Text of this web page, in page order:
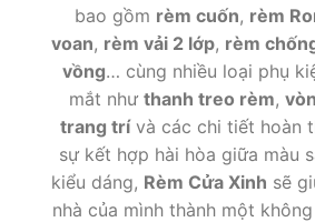
bao gồm rèm cuốn, rèm
voan, rèm vải 2 lớp, rèm
vồng… cùng nhiều loại phụ
mắt như thanh treo rèm,
trang trívà các chi tiết hoàn
sự kết hợp hài hòa giữa màu
kiểu dáng, Rèm Cửa Xinh sẽ
nhà của mình thành một